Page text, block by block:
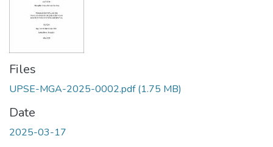
Files
UPSE-MGA-2025-0002.pdf(1.75 MB)
Date
2025-03-17